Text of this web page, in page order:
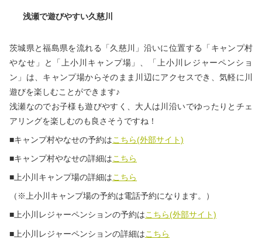
浅瀬で遊びやすい久慈川
茨城県と福島県を流れる「久慈川」沿いに位置する「キャンプ村
やなせ」と「上小川キャンプ場」、「上小川レジャーペンショ
ン」は、キャンプ場からそのまま川辺にアクセスでき、気軽に川
遊びを楽しむことができます♪
浅瀬なのでお子様も遊びやすく、大人は川沿いでゆったりとチェ
アリングを楽しむのも良さそうですね！
■キャンプ村やなせの予約はこちら(外部サイト)
■キャンプ村やなせの詳細はこちら
■上小川キャンプ場の詳細はこちら
（※上小川キャンプ場の予約は電話予約になります。）
■上小川レジャーペンションの予約はこちら(外部サイト)
■上小川レジャーペンションの詳細はこちら